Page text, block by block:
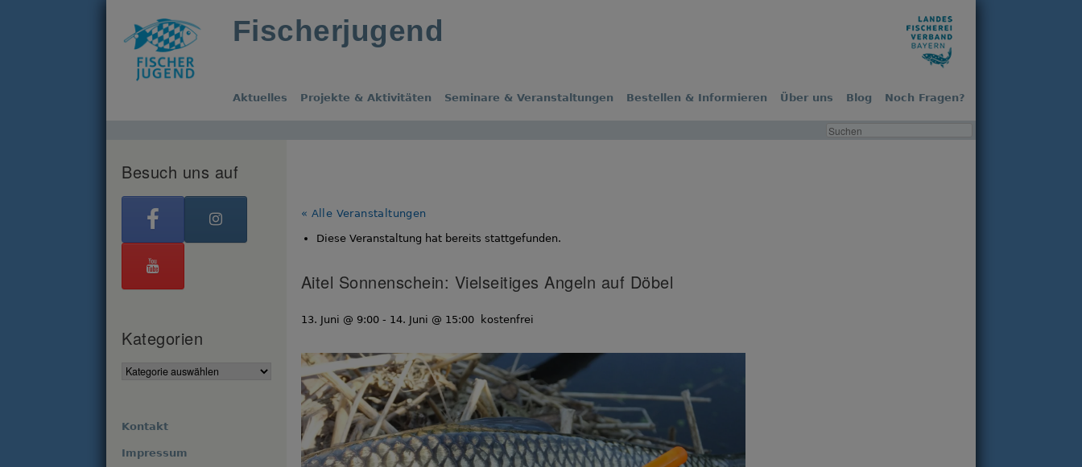
Fischerjugend
Aktuelles Projekte & Aktivitäten Seminare & Veranstaltungen Bestellen & Informieren Über uns Blog Noch Fragen?
« Alle Veranstaltungen
Diese Veranstaltung hat bereits stattgefunden.
Aitel Sonnenschein: Vielseitiges Angeln auf Döbel
13. Juni @ 9:00- 14. Juni @ 15:00 kostenfrei
Besuch uns auf
Kategorien
Kontakt
Impressum